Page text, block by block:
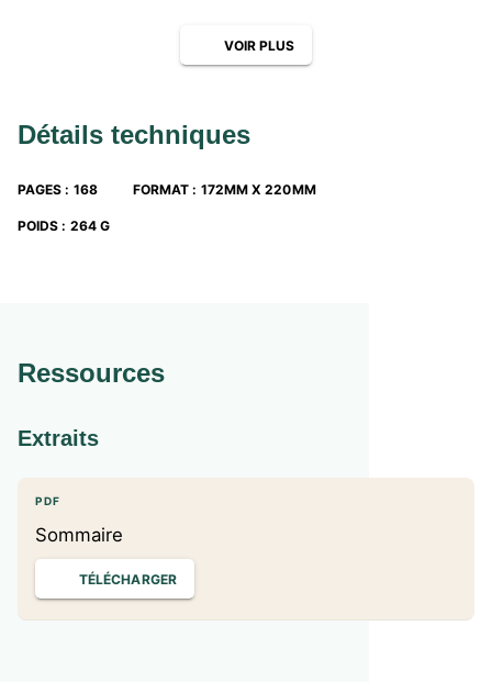
VOIR PLUS
Détails techniques
PAGES : 168 FORMAT : 172MM X 220MM
POIDS : 264 G
Ressources
Extraits
PDF
Sommaire
TÉLÉCHARGER